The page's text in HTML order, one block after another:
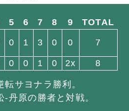
5 6 7 8 9
TOTAL
0 1 3 0 0 7
0 0 1 0 2x 8
転サヨナラ勝利。
丹原の勝者と対戦。